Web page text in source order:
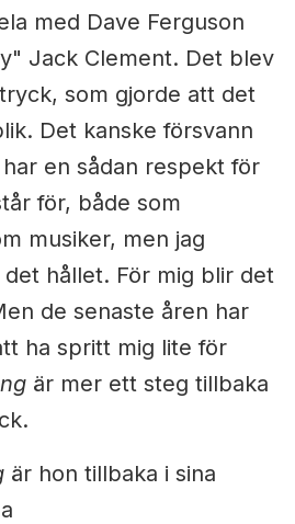
med Dave Ferguson
Jack Clement. Det blev
som gjorde att det
Det kanske försvann
en sådan respekt för
för, både som
musiker, men jag
hållet. För mig blir det
de senaste åren har
ha spritt mig lite för
är mer ett steg tillbaka
är hon tillbaka i sina